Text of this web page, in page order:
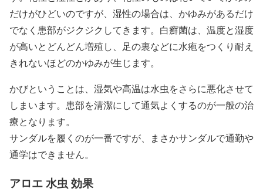
だけがひどいのですが、湿性の場合は、かゆみがあるだけ
でなく患部がジクジクしてきます。白癬菌は、温度と湿度
が高いとどんどん増殖し、足の裏などに水疱をつくり耐え
きれないほどのかゆみが生じます。
かびということは、湿気や高温は水虫をさらに悪化させて
しまいます。患部を清潔にして通気よくするのが一般の治
療となります。
サンダルを履くのが一番ですが、まさかサンダルで通勤や
通学はできません。
アロエ 水虫 効果